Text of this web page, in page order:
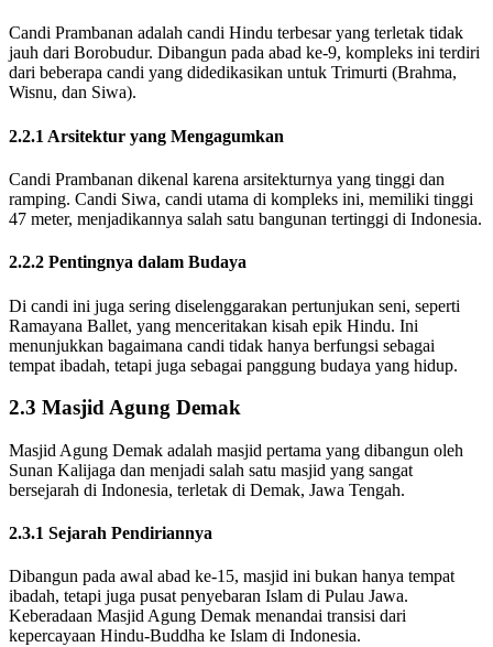
Candi Prambanan adalah candi Hindu terbesar yang terletak tidak
jauh dari Borobudur. Dibangun pada abad ke-9, kompleks ini terdiri
dari beberapa candi yang didedikasikan untuk Trimurti (Brahma,
Wisnu, dan Siwa).
2.2.1 Arsitektur yang Mengagumkan
Candi Prambanan dikenal karena arsitekturnya yang tinggi dan
ramping. Candi Siwa, candi utama di kompleks ini, memiliki tinggi
47 meter, menjadikannya salah satu bangunan tertinggi di Indonesia.
2.2.2 Pentingnya dalam Budaya
Di candi ini juga sering diselenggarakan pertunjukan seni, seperti
Ramayana Ballet, yang menceritakan kisah epik Hindu. Ini
menunjukkan bagaimana candi tidak hanya berfungsi sebagai
tempat ibadah, tetapi juga sebagai panggung budaya yang hidup.
2.3 Masjid Agung Demak
Masjid Agung Demak adalah masjid pertama yang dibangun oleh
Sunan Kalijaga dan menjadi salah satu masjid yang sangat
bersejarah di Indonesia, terletak di Demak, Jawa Tengah.
2.3.1 Sejarah Pendiriannya
Dibangun pada awal abad ke-15, masjid ini bukan hanya tempat
ibadah, tetapi juga pusat penyebaran Islam di Pulau Jawa.
Keberadaan Masjid Agung Demak menandai transisi dari
kepercayaan Hindu-Buddha ke Islam di Indonesia.